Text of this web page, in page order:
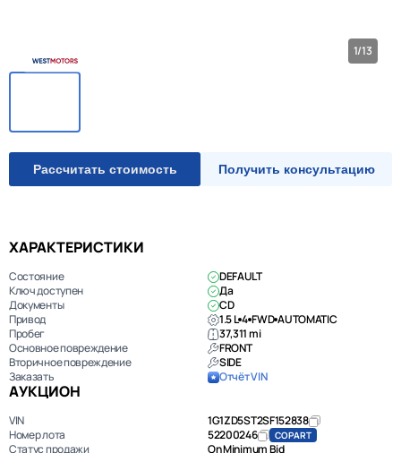
1/13
Рассчитать стоимость Получить консультацию
ХАРАКТЕРИСТИКИ
Состояние
DEFAULT
Ключ доступен
Да
Документы
CD
Привод
1.5 L 4 FWD AUTOMATIC
Пробег
37,311 mi
Основное повреждение
FRONT
Вторичное повреждение
SIDE
Заказать
Отчёт VIN
АУКЦИОН
VIN
1G1ZD5ST2SF152838
Номер лота
52200246 COPART
Статус продажи
On Minimum Bid